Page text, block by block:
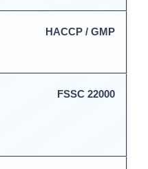
HACCP / GMP
FSSC 22000